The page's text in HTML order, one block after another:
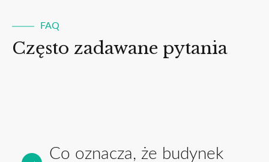
FAQ
Często zadawane pytania
Co oznacza, że budynek